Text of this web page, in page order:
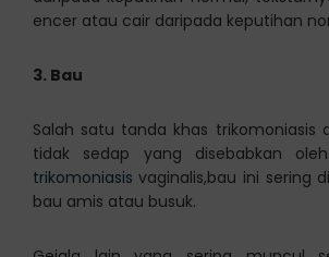
encer atau cair daripada keputihan
3. Bau
Salah satu tanda khas trikomoniasis
tidak sedap yang disebabkan
trikomoniasis vaginalis,bau ini sering
bau amis atau busuk.